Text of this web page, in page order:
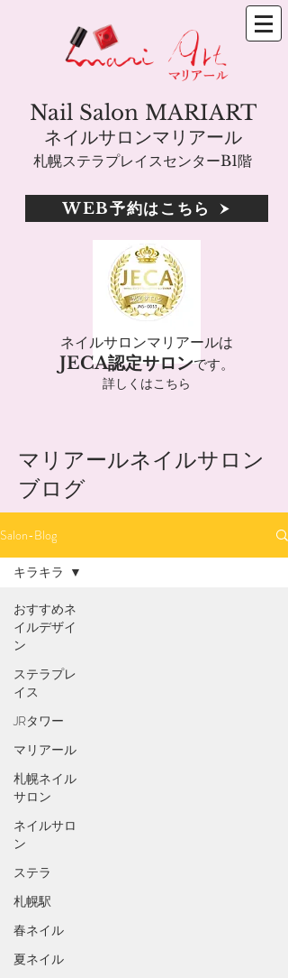
札幌ステラプレイスセンターB1階
Nail Salon MARIART
ネイルサロンマリアール
WEB予約はこちら
ネイルサロンマリアールは
JECA認定サロンです。
詳しくはこちら
​マリアールネイルサロン
ブログ
Salon-Blog
おすすめネ
イルデザイ
ン
ステラプレ
イス
JRタワー
マリアール
札幌ネイル
サロン
ネイルサロ
ン
ステラ
札幌駅
春ネイル
夏ネイル
キラキラ